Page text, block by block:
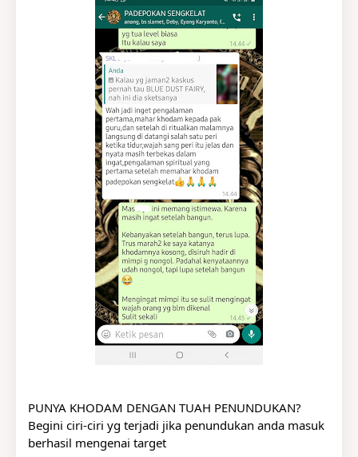
PUNYA KHODAM DENGAN TUAH PENUNDUKAN?
Begini ciri-ciri yg terjadi jika penundukan anda masuk
berhasil mengenai target